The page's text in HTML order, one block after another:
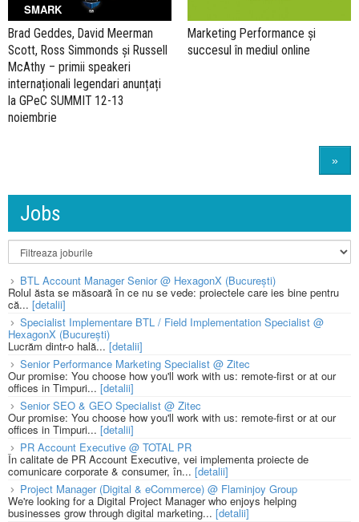
SMARK
Brad Geddes, David Meerman
Scott, Ross Simmonds și Russell
McAthy – primii speakeri
internaționali legendari anunțați
la GPeC SUMMIT 12-13
noiembrie
Marketing Performance și
succesul în mediul online
»
Jobs
BTL Account Manager Senior @ HexagonX (București)
Rolul ăsta se măsoară în ce nu se vede: proiectele care ies bine pentru
că... [detalii]
Specialist Implementare BTL / Field Implementation Specialist @
HexagonX (București)
Lucrăm dintr-o hală...[detalii]
Senior Performance Marketing Specialist @ Zitec
Our promise: You choose how you'll work with us: remote-first or at our
offices in Timpuri... [detalii]
Senior SEO & GEO Specialist @ Zitec
Our promise: You choose how you'll work with us: remote-first or at our
offices in Timpuri... [detalii]
PR Account Executive @ TOTAL PR
În calitate de PR Account Executive, vei implementa proiecte de
comunicare corporate & consumer, în... [detalii]
Project Manager (Digital & eCommerce) @ Flaminjoy Group
We're looking for a Digital Project Manager who enjoys helping
businesses grow through digital marketing... [detalii]